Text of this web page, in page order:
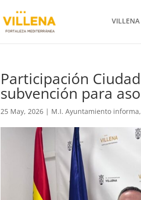
Participación
subvención para
25 May, 2026 | M.I. Ayuntamiento informa,